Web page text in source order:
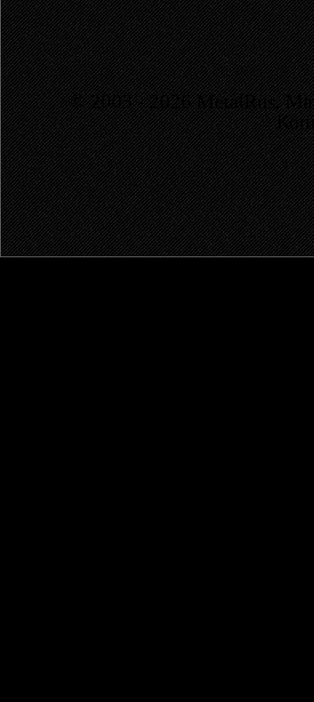
© 2003 - 2026 MetalRus.